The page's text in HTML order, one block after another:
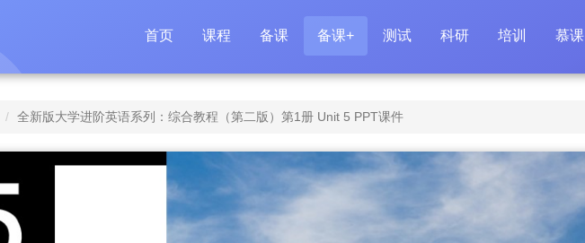
首页 课程 备课 备课+ 测试 科研 培训 慕课
全新版大学进阶英语系列：综合教程（第二版）第1册 Unit 5 PPT课件